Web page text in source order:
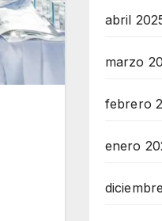
abril
marzo
febrero
enero